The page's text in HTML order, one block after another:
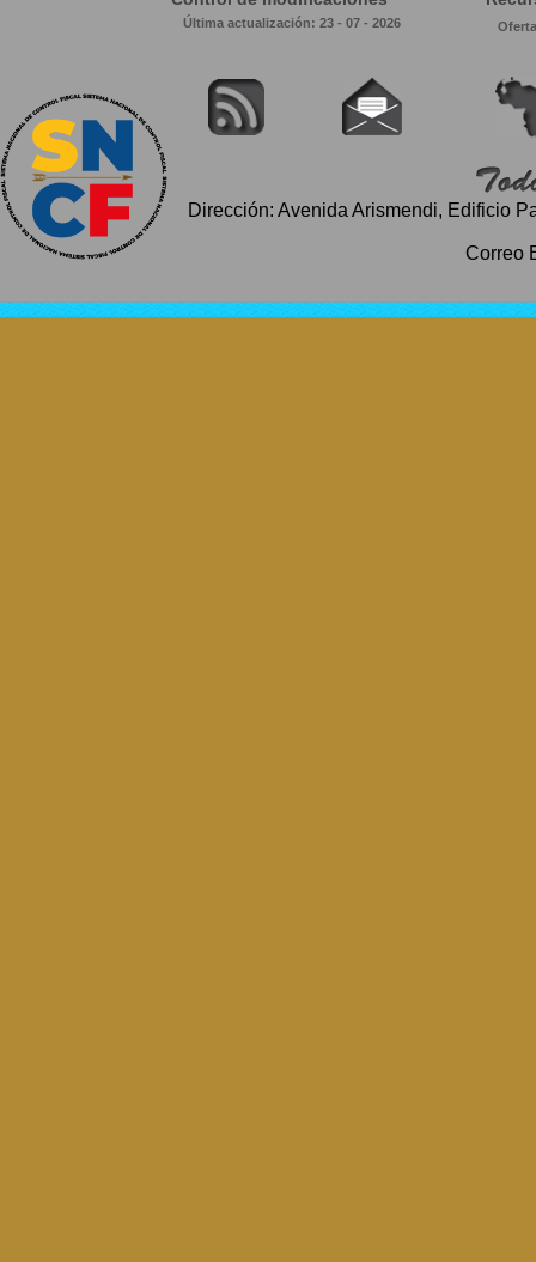
Última actualización: 23 - 07 - 2026
Dirección: Avenida Arismendi, Edificio
Correo